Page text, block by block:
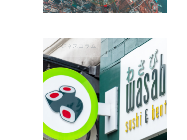
ビジネスコラム